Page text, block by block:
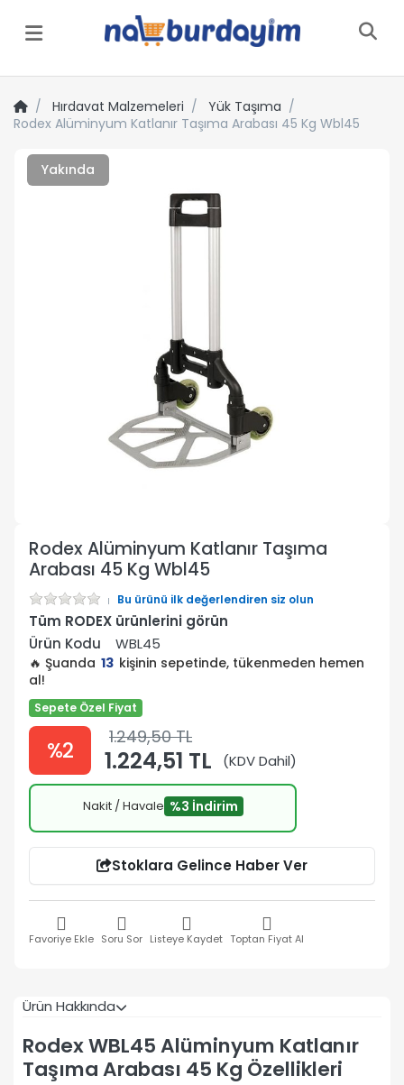
Menü
Hırdavat Malzemeleri
Yük Taşıma
Rodex Alüminyum Katlanır Taşıma Arabası 45 Kg Wbl45
Yakında
Rodex Alüminyum Katlanır Taşıma
Arabası 45 Kg Wbl45
Bu ürünü ilk değerlendiren siz olun
Tüm RODEX ürünlerini görün
Ürün Kodu
WBL45
🔥 Şuanda 13 kişinin sepetinde, tükenmeden hemen
al!
Sepete Özel Fiyat
%2 1.249,50 TL
1.224,51 TL (KDV Dahil)
Nakit / Havale %3 İndirim
Stoklara Gelince Haber Ver
Favoriye Ekle Soru Sor Listeye Kaydet Toptan Fiyat Al
Ürün Hakkında
Rodex WBL45 Alüminyum Katlanır
Taşıma Arabası 45 Kg Özellikleri